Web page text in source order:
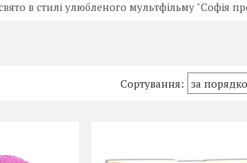
в стилі улюбленого мультфільму "Софія